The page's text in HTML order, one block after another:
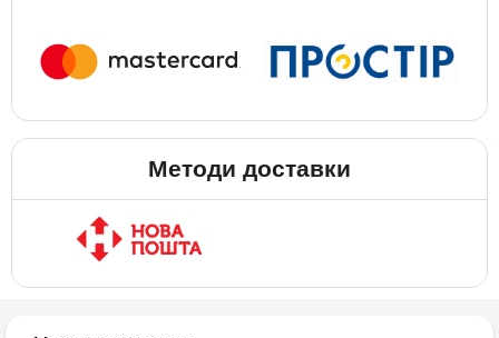
Методи доставки